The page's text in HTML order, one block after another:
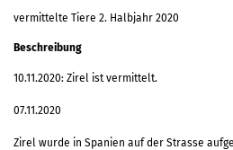
vermittelte Tiere 2. Halbjahr 2020
Beschreibung
10.11.2020: Zirel ist vermittelt.
07.11.2020
Zirel wurde in Spanien auf der Strasse